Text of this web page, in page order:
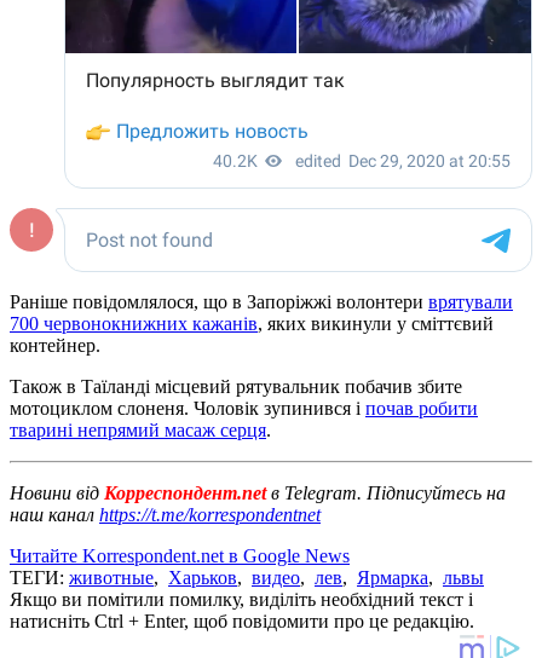
Раніше повідомлялося, що в Запоріжжі волонтери врятували
700 червонокнижних кажанів, яких викинули у сміттєвий
контейнер.
Також в Таїланді місцевий рятувальник побачив збите
мотоциклом слоненя. Чоловік зупинився і почав робити
тварині непрямий масаж серця.
Новини від Корреспондент.netв Telegram. Підписуйтесь на
наш канал https://t.me/korrespondentnet
Читайте Korrespondent.net в Google News
ТЕГИ: животные, Харьков, видео, лев, Ярмарка, львы
Якщо ви помітили помилку, виділіть необхідний текст і
натисніть Ctrl + Enter, щоб повідомити про це редакцію.